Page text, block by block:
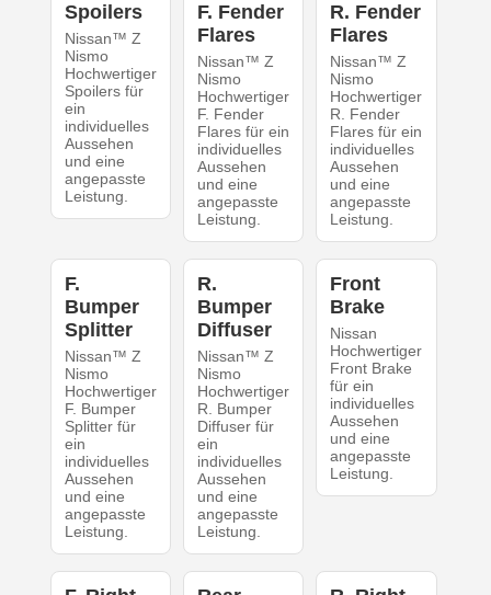
Spoilers
Nissan™ Z
Nismo
Hochwertiger
Spoilers für
ein
individuelles
Aussehen
und eine
angepasste
Leistung.
F. Fender
Flares
Nissan™ Z
Nismo
Hochwertiger
F. Fender
Flares für ein
individuelles
Aussehen
und eine
angepasste
Leistung.
R. Fender
Flares
Nissan™ Z
Nismo
Hochwertiger
R. Fender
Flares für ein
individuelles
Aussehen
und eine
angepasste
Leistung.
F.
Bumper
Splitter
Nissan™ Z
Nismo
Hochwertiger
F. Bumper
Splitter für
ein
individuelles
Aussehen
und eine
angepasste
Leistung.
R.
Bumper
Diffuser
Nissan™ Z
Nismo
Hochwertiger
R. Bumper
Diffuser für
ein
individuelles
Aussehen
und eine
angepasste
Leistung.
Front
Brake
Nissan
Hochwertiger
Front Brake
für ein
individuelles
Aussehen
und eine
angepasste
Leistung.